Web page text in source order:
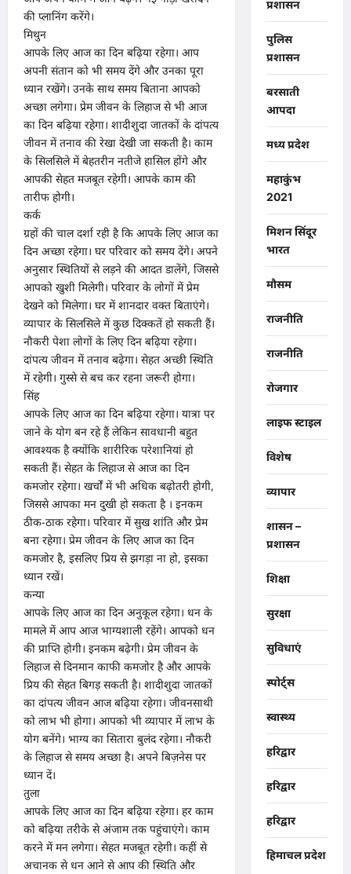
की प्लानिंग करेंगे।
मिथुन
आपके लिए आज का दिन बढ़िया रहेगा। आप
अपनी संतान को भी समय देंगे और उनका पूरा
ध्यान रखेंगे। उनके साथ समय बिताना आपको
अच्छा लगेगा। प्रेम जीवन के लिहाज से भी आज
का दिन बढ़िया रहेगा। शादीशुदा जातकों के दांपत्य
जीवन में तनाव की रेखा देखी जा सकती है। काम
के सिलसिले में बेहतरीन नतीजे हासिल होंगे और
आपकी सेहत मजबूत रहेगी। आपके काम की
तारीफ होगी।
कर्क
ग्रहों की चाल दर्शा रही है कि आपके लिए आज का
दिन अच्छा रहेगा। घर परिवार को समय देंगे। अपने
अनुसार स्थितियों से लड़ने की आदत डालेंगे, जिससे
आपको खुशी मिलेगी। परिवार के लोगों में प्रेम
देखने को मिलेगा। घर में शानदार वक्त बिताएंगे।
व्यापार के सिलसिले में कुछ दिक्कतें हो सकती हैं।
नौकरी पेशा लोगों के लिए दिन बढ़िया रहेगा।
दांपत्य जीवन में तनाव बढ़ेगा। सेहत अच्छी स्थिति
में रहेगी। गुस्से से बच कर रहना जरूरी होगा।
सिंह
आपके लिए आज का दिन बढ़िया रहेगा। यात्रा पर
जाने के योग बन रहे हैं लेकिन सावधानी बहुत
आवश्यक है क्योंकि शारीरिक परेशानियां हो
सकती हैं। सेहत के लिहाज से आज का दिन
कमजोर रहेगा। खर्चों में भी अधिक बढ़ोतरी होगी,
जिससे आपका मन दुखी हो सकता है । इनकम
ठीक-ठाक रहेगा। परिवार में सुख शांति और प्रेम
बना रहेगा। प्रेम जीवन के लिए आज का दिन
कमजोर है, इसलिए प्रिय से झगड़ा ना हो, इसका
ध्यान रखें।
कन्या
आपके लिए आज का दिन अनुकूल रहेगा। धन के
मामले में आप आज भाग्यशाली रहेंगे। आपको धन
की प्राप्ति होगी। इनकम बढ़ेगी। प्रेम जीवन के
लिहाज से दिनमान काफी कमजोर है और आपके
प्रिय की सेहत बिगड़ सकती है। शादीशुदा जातकों
का दांपत्य जीवन आज बढ़िया रहेगा। जीवनसाथी
को लाभ भी होगा। आपको भी व्यापार में लाभ के
योग बनेंगे। भाग्य का सितारा बुलंद रहेगा। नौकरी
के लिहाज से समय अच्छा है। अपने बिज़नेस पर
ध्यान दें।
तुला
आपके लिए आज का दिन बढ़िया रहेगा। हर काम
को बढ़िया तरीके से अंजाम तक पहुंचाएंगे। काम
करने में मन लगेगा। सेहत मजबूत रहेगी। कहीं से
अचानक से धन आने से आप की स्थिति और
प्रशासन
पुलिस
प्रशासन
बरसाती
आपदा
मध्य प्रदेश
महाकुंभ
2021
मिशन सिंदूर
भारत
मौसम
राजनीति
राजनीति
रोजगार
लाइफ स्टाइल
विशेष
व्यापार
शासन –
प्रशासन
शिक्षा
सुरक्षा
सुविधाएं
स्पोर्ट्स
स्वास्थ्य
हरिद्वार
हरिद्वार
हरिद्वार
हिमाचल प्रदेश